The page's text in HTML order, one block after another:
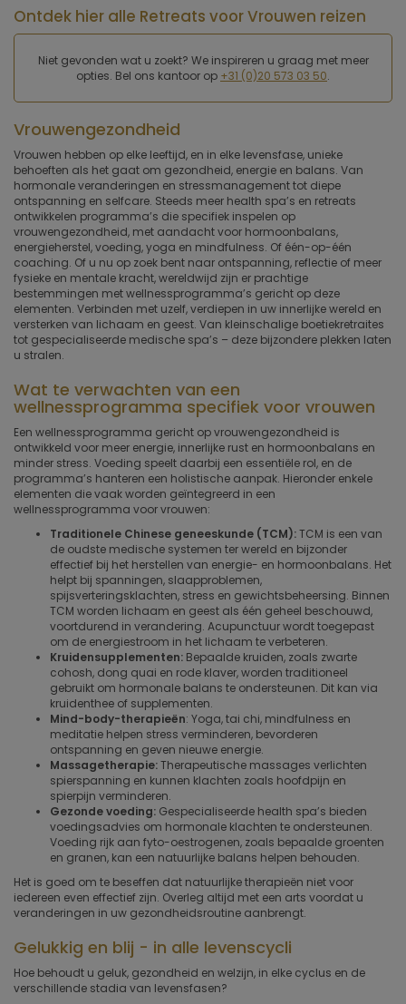
Toepassen
Ontdek hier alle Retreats voor Vrouwen reizen
Niet gevonden wat u zoekt? We inspireren u graag met meer
opties. Bel ons kantoor op +31 (0)20 573 03 50.
Vrouwengezondheid
Vrouwen hebben op elke leeftijd, en in elke levensfase, unieke
behoeften als het gaat om gezondheid, energie en balans. Van
hormonale veranderingen en stressmanagement tot diepe
ontspanning en selfcare. Steeds meer health spa’s en retreats
ontwikkelen programma’s die specifiek inspelen op
vrouwengezondheid, met aandacht voor hormoonbalans,
energieherstel, voeding, yoga en mindfulness. Of één-op-één
coaching. Of u nu op zoek bent naar ontspanning, reflectie of meer
fysieke en mentale kracht, wereldwijd zijn er prachtige
bestemmingen met wellnessprogramma’s gericht op deze
elementen. Verbinden met uzelf, verdiepen in uw innerlijke wereld en
versterken van lichaam en geest. Van kleinschalige boetiekretraites
tot gespecialiseerde medische spa’s – deze bijzondere plekken laten
u stralen.
Wat te verwachten van een
wellnessprogramma specifiek voor vrouwen
Een wellnessprogramma gericht op vrouwengezondheid is
ontwikkeld voor meer energie, innerlijke rust en hormoonbalans en
minder stress. Voeding speelt daarbij een essentiële rol, en de
programma’s hanteren een holistische aanpak. Hieronder enkele
elementen die vaak worden geïntegreerd in een
wellnessprogramma voor vrouwen:
Traditionele Chinese geneeskunde (TCM):TCM is een van
de oudste medische systemen ter wereld en bijzonder
effectief bij het herstellen van energie- en hormoonbalans. Het
helpt bij spanningen, slaapproblemen,
spijsverteringsklachten, stress en gewichtsbeheersing. Binnen
TCM worden lichaam en geest als één geheel beschouwd,
voortdurend in verandering. Acupunctuur wordt toegepast
om de energiestroom in het lichaam te verbeteren.
Kruidensupplementen: Bepaalde kruiden, zoals zwarte
cohosh, dong quai en rode klaver, worden traditioneel
gebruikt om hormonale balans te ondersteunen. Dit kan via
kruidenthee of supplementen.
Mind-body-therapieën: Yoga, tai chi, mindfulness en
meditatie helpen stress verminderen, bevorderen
ontspanning en geven nieuwe energie.
Massagetherapie:Therapeutische massages verlichten
spierspanning en kunnen klachten zoals hoofdpijn en
spierpijn verminderen.
Gezonde voeding: Gespecialiseerde health spa’s bieden
voedingsadvies om hormonale klachten te ondersteunen.
Voeding rijk aan fyto-oestrogenen, zoals bepaalde groenten
en granen, kan een natuurlijke balans helpen behouden.
Het is goed om te beseffen dat natuurlijke therapieën niet voor
iedereen even effectief zijn. Overleg altijd met een arts voordat u
veranderingen in uw gezondheidsroutine aanbrengt.
Gelukkig en blij - in alle levenscycli
Hoe behoudt u geluk, gezondheid en welzijn, in elke cyclus en de
verschillende stadia van levensfasen?